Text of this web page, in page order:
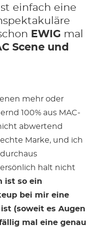
einfach eine
EWIG mal
Scene und
mehr oder
100% aus MAC-
abwertend
Marke, und ich
halt nicht
ist so ein
bei mir eine
(soweit es Augen
mal eine genau